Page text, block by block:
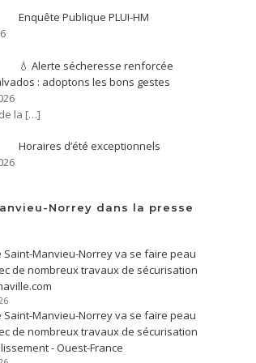
Enquête Publique PLUI-HM
💧 Alerte sécheresse renforcée
: adoptons les bons gestes
la […]
Horaires d’été exceptionnels
Norrey dans la presse
Saint-Manvieu-Norrey va se faire peau
de nombreux travaux de sécurisation
Saint-Manvieu-Norrey va se faire peau
de nombreux travaux de sécurisation
- Ouest-France